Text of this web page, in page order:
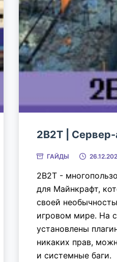
2B2T |
ГАЙДЫ
2B2T -
для Майнкрафт,
своей
игровом мире. На
установлены
никаких прав,
и системные баги.